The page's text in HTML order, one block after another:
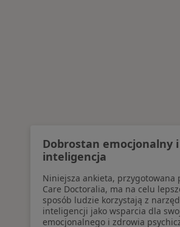
Dobrostan emocjonalny
inteligencja
Niniejsza ankieta, przygotowana
Care Doctoralia, ma na celu
sposób ludzie korzystają z
inteligencji jako wsparcia dla
emocjonalnego i zdrowia